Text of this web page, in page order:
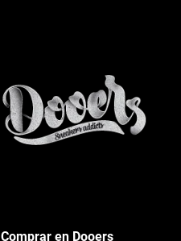
Comprar en Dooers